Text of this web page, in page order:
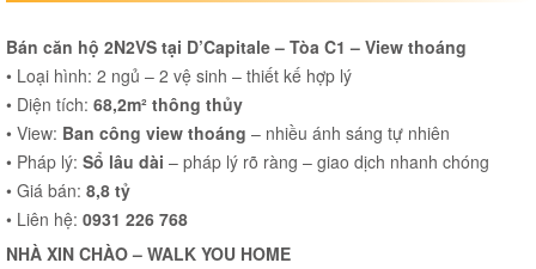
Bán căn hộ 2N2VS tại D’Capitale – Tòa C1 – View thoáng
• Loại hình: 2 ngủ – 2 vệ sinh – thiết kế hợp lý
• Diện tích: 68,2m² thông thủy
• View: Ban công view thoáng – nhiều ánh sáng tự nhiên
• Pháp lý: Sổ lâu dài – pháp lý rõ ràng – giao dịch nhanh chóng
• Giá bán: 8,8 tỷ
• Liên hệ: 0931 226 768
NHÀ XIN CHÀO – WALK YOU HOME